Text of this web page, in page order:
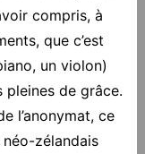
compris, à
que c’est
un violon)
pleines de grâce.
l’anonymat, ce
zélandais